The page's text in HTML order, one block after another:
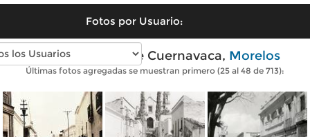
Fotos por Usuario:
Fotos antiguas de Cuernavaca, Morelos
Últimas fotos agregadas se muestran primero (25 al 48 de 713):